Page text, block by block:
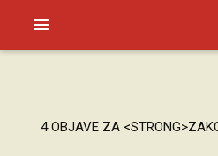
SAGUD.XYZ
4 OBJAVE ZA